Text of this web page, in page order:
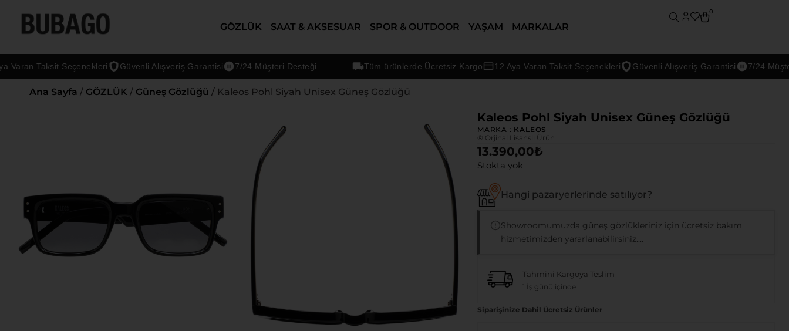
GÖZLÜK SAAT & AKSESUAR SPOR & OUTDOOR YAŞAM MARKALAR
0
Taksit Seçenekleri Güvenli Alışveriş Garantisi 7/24 Müşteri Desteği Tüm ürünlerde Ücretsiz Kargo 12 Aya Varan Taksit Seçenekleri Güvenli Alışveriş Garantisi 7/24 Müşteri
Ana Sayfa / GÖZLÜK / Güneş Gözlüğü / Kaleos Pohl Siyah Unisex Güneş Gözlüğü
Kaleos Pohl Siyah Unisex Güneş Gözlüğü
MARKA : KALEOS
® Orjinal Lisanslı Ürün
13.390,00₺
Stokta yok
Hangi pazaryerlerinde satılıyor?
Showroomumuzda güneş gözlükleriniz için ücretsiz bakım
hizmetimizden yararlanabilirsiniz....
Tahmini Kargoya Teslim
1 İş günü içinde
Siparişinize Dahil Ücretsiz Ürünler